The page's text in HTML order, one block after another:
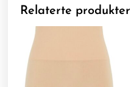
Relaterte produkter